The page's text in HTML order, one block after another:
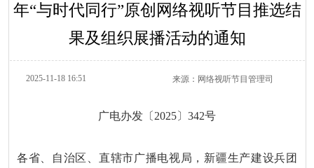
年“与时代同行”原创网络视听节目推选结
果及组织展播活动的通知
2025-11-18 16:51 来源： 网络视听节目管理司
广电办发〔2025〕342号
各省、自治区、直辖市广播电视局，新疆生产建设兵团